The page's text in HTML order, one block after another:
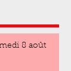
8 août